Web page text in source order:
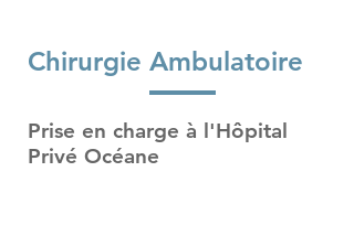
Chirurgie Ambulatoire
Prise en charge à l'Hôpital
Privé Océane